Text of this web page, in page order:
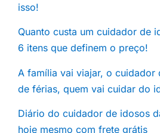
isso!
Quanto custa um cuidador de
6 itens que definem o preço!
A família vai viajar, o cuidador
de férias, quem vai cuidar do
Diário do cuidador de idosos
hoje mesmo com frete grátis